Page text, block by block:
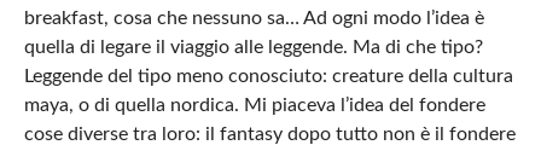
breakfast, cosa che nessuno sa… Ad ogni modo l’idea è
quella di legare il viaggio alle leggende. Ma di che tipo?
Leggende del tipo meno conosciuto: creature della cultura
maya, o di quella nordica. Mi piaceva l’idea del fondere
cose diverse tra loro: il fantasy dopo tutto non è il fondere